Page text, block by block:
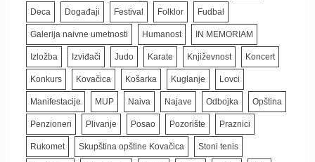
Deca Događaji Festival Folklor Fudbal
Galerija naivne umetnosti Humanost IN MEMORIAM
Izložba Izviđači Judo Karate Književnost Koncert
Konkurs Kovačica Košarka Kuglanje Lovci
Manifestacije MUP Naiva Najave Odbojka Opština
Penzioneri Plivanje Posao Pozorište Praznici
Rukomet Skupština opštine Kovačica Stoni tenis